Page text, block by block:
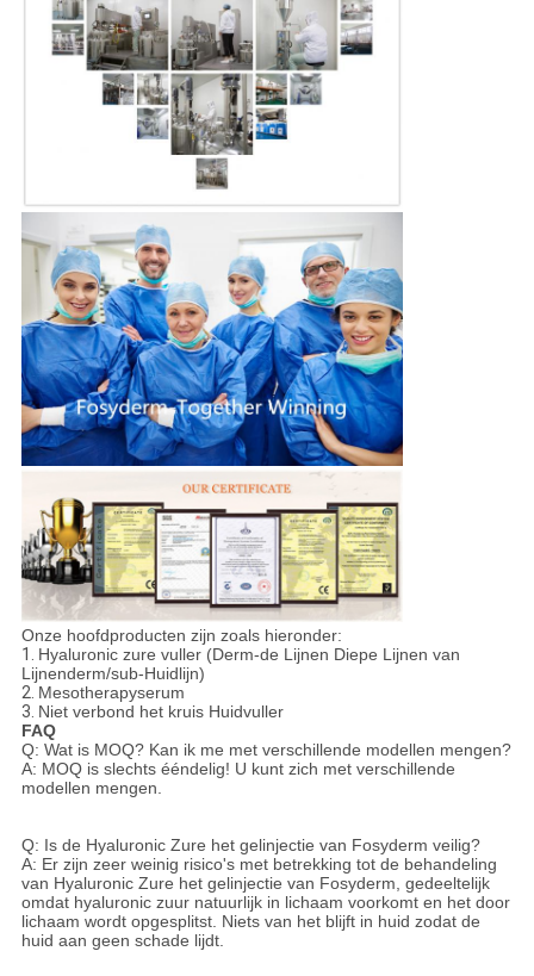
Onze hoofdproducten zijn zoals hieronder:
1. Hyaluronic zure vuller (Derm-de Lijnen Diepe Lijnen van
Lijnenderm/sub-Huidlijn)
2. Mesotherapyserum
3. Niet verbond het kruis Huidvuller
FAQ
Q: Wat is MOQ? Kan ik me met verschillende modellen mengen?
A: MOQ is slechts ééndelig! U kunt zich met verschillende
modellen mengen.
Q: Is de Hyaluronic Zure het gelinjectie van Fosyderm veilig?
A: Er zijn zeer weinig risico's met betrekking tot de behandeling
van Hyaluronic Zure het gelinjectie van Fosyderm, gedeeltelijk
omdat hyaluronic zuur natuurlijk in lichaam voorkomt en het door
lichaam wordt opgesplitst. Niets van het blijft in huid zodat de
huid aan geen schade lijdt.